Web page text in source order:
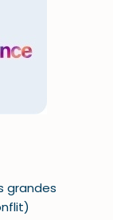
grandes